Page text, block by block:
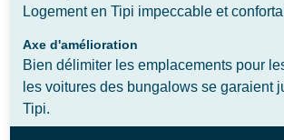
Logement en Tipi impeccable et
Axe d'amélioration
Bien délimiter les emplacements pour
les voitures des bungalows se garaient
Tipi.